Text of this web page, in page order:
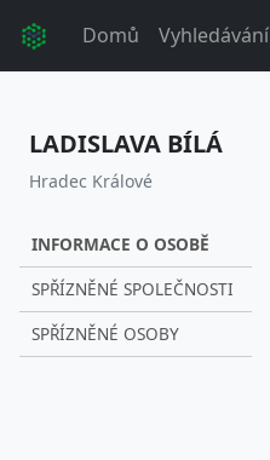
Domů Vyhledávání
LADISLAVA BÍLÁ
Hradec Králové
INFORMACE O OSOBĚ
SPŘÍZNĚNÉ SPOLEČNOSTI
SPŘÍZNĚNÉ OSOBY